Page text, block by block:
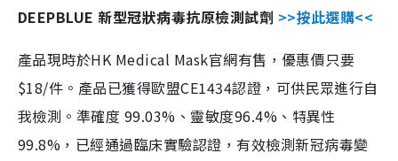
DEEPBLUE 新型冠狀病毒抗原檢測試劑 >>按此選購<<
產品現時於HK Medical Mask官網有售，優惠價只要
$18/件。產品已獲得歐盟CE1434認證，可供民眾進行自
我檢測。準確度 99.03%、靈敏度96.4%、特異性
99.8%，已經通過臨床實驗認證，有效檢測新冠病毒變